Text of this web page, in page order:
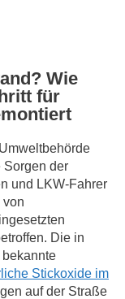
Wie
für
Sorgen der
und LKW-Fahrer
von
Die in
Stickoxide im
auf der Straße